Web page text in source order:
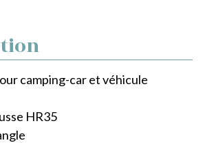
camping-car et véhicule
HR35